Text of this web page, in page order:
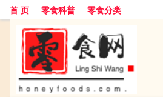
首 页 零食科普 零食分类